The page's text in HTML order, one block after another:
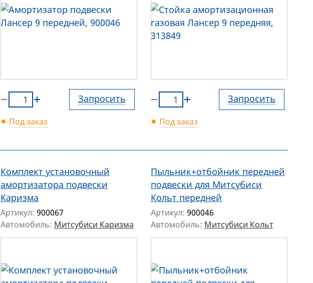
Запросить
Под заказ
Запросить
Под заказ
Комплект установочный
амортизатора подвески
Каризма
Артикул: 900067
Автомобиль: Митсубиси Каризма
Пыльник+отбойник передней
подвески для Митсубиси
Кольт передней
Артикул: 900046
Автомобиль: Митсубиси Кольт